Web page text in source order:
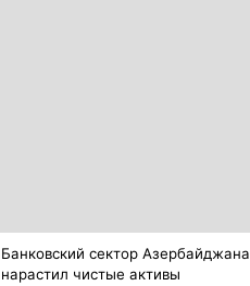
Банковский сектор Азербайджана
нарастил чистые активы